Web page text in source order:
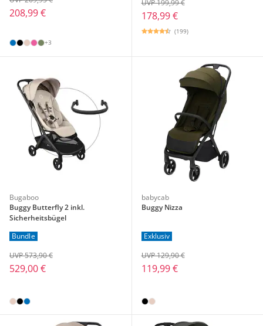
208,99 €
+3
178,99 €
UVP 199,99 €
(199)
Bugaboo
Buggy Butterfly 2 inkl.
Sicherheitsbügel
Bundle
529,00 €
UVP 573,90 €
babycab
Buggy Nizza
Exklusiv
119,99 €
UVP 129,90 €